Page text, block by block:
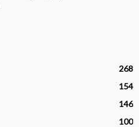
268
154
146
100